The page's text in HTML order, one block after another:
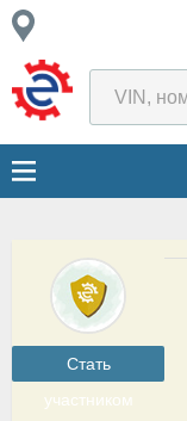
Cтать
участником